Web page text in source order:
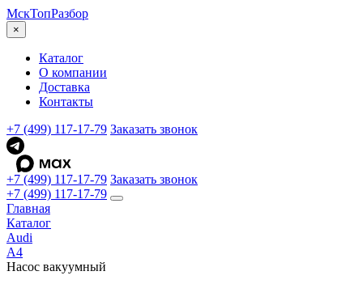
МскТопРазбор
×
Каталог
О компании
Доставка
Контакты
+7 (499) 117-17-79 Заказать звонок
+7 (499) 117-17-79 Заказать звонок
+7 (499) 117-17-79
Главная
Каталог
Audi
A4
Насос вакуумный